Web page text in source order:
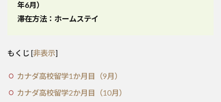
年6月）
滞在方法：ホームステイ
もくじ [非表示]
カナダ高校留学1か月目（9月）
カナダ高校留学2か月目（10月）